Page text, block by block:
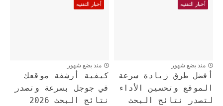
أخبار التقنيه
منذ بضع شهور
أفضل طرق زيادة سرعة
الموقع وتحسين الأداء
لتصدر نتائج البحث
أخبار التقنيه
منذ بضع شهور
كيفية أرشفة موقعك
في جوجل بسرعة وتصدر
نتائج البحث 2026